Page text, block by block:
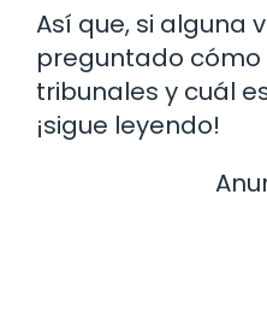
Así que, si alguna
preguntado
tribunales y cuál
¡sigue leyendo!